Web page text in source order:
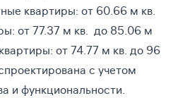
квартиры: от 60.66 м кв.
от 77.37 м кв. до 85.06 м
от 74.77 м кв. до 96
с учетом
и функциональности.